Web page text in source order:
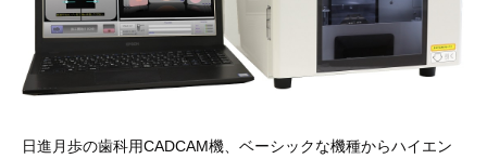
日進月歩の歯科用CADCAM機、ベーシックな機種からハイエン